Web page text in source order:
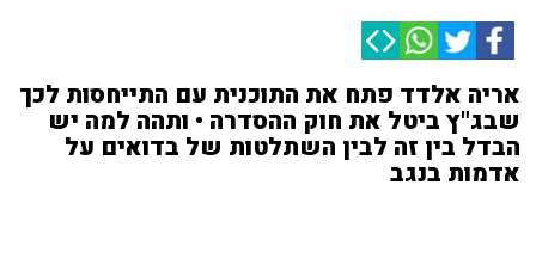
אריה אלדד פתח את התוכנית עם התייחסות לכך
שבג"ץ ביטל את חוק ההסדרה • ותהה למה יש
הבדל בין זה לבין השתלטות של בדואים על
אדמות בנגב